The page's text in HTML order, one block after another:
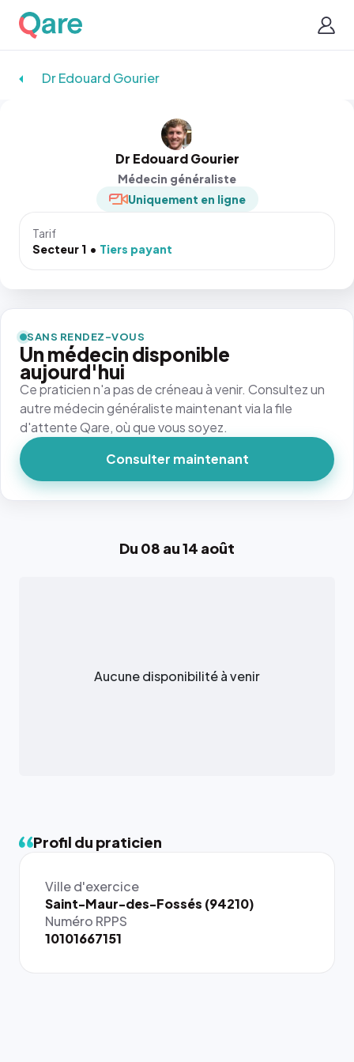
Dr Edouard Gourier
Dr Edouard Gourier
Médecin généraliste
Uniquement en ligne
Tarif
Secteur 1
Tiers payant
Du 08 au 14 août
Aucune disponibilité à venir
Profil du praticien
Ville d'exercice
Saint-Maur-des-Fossés (94210)
Numéro RPPS
10101667151
SANS RENDEZ-VOUS
Un médecin disponible
aujourd'hui
Ce praticien n'a pas de créneau à venir. Consultez un
autre médecin généraliste maintenant via la file
d'attente Qare, où que vous soyez.
Consulter maintenant
{# 40×40
: la taille
rendue par
`.profile-